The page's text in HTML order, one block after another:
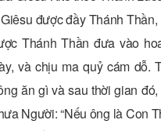
được đầy Thánh
Thánh Thần đưa vào
và chịu ma quỷ cám dỗ.
ăn gì và sau thời gian
Người: “Nếu ông là Con